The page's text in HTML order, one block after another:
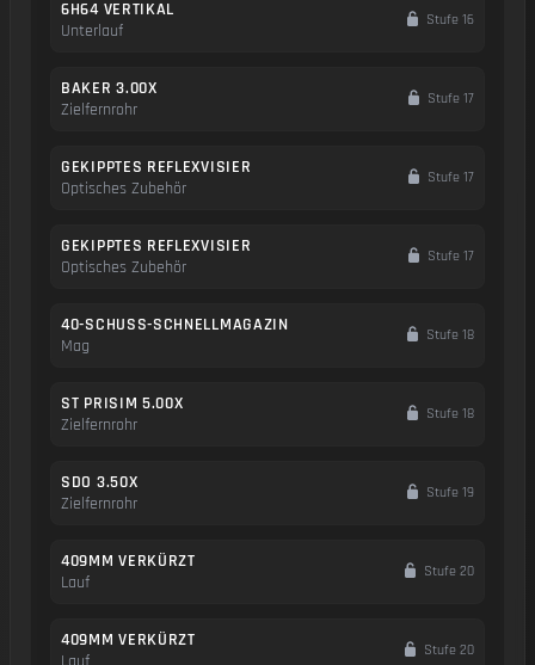
6H64 VERTIKAL
Unterlauf
Stufe 16
BAKER 3.00X
Zielfernrohr
Stufe 17
GEKIPPTES REFLEXVISIER
Optisches Zubehör
Stufe 17
GEKIPPTES REFLEXVISIER
Optisches Zubehör
Stufe 17
40-SCHUSS-SCHNELLMAGAZIN
Mag
Stufe 18
ST PRISIM 5.00X
Zielfernrohr
Stufe 18
SDO 3.50X
Zielfernrohr
Stufe 19
409MM VERKÜRZT
Lauf
Stufe 20
409MM VERKÜRZT
Stufe 20